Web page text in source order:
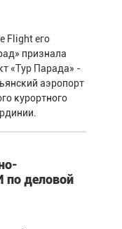
Flight его
признала
«Тур Парада» -
аэропорт
курортного
по деловой